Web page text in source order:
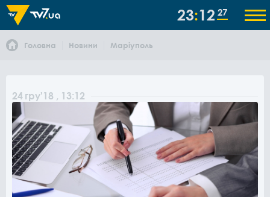
23 12 27
Головна Новини Маріуполь
24 гру'18 , 13:12